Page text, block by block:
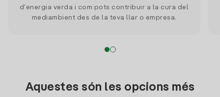
d'energia verda i com pots contribuir a la cura del
mediambient des de la teva llar o empresa.
Aquestes són les opcions més